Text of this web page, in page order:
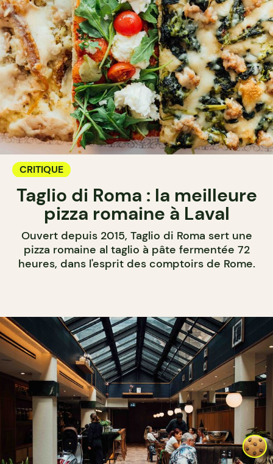
CRITIQUE
Taglio di Roma : la meilleure
pizza romaine à Laval
Ouvert depuis 2015, Taglio di Roma sert une
pizza romaine al taglio à pâte fermentée 72
heures, dans l'esprit des comptoirs de Rome.